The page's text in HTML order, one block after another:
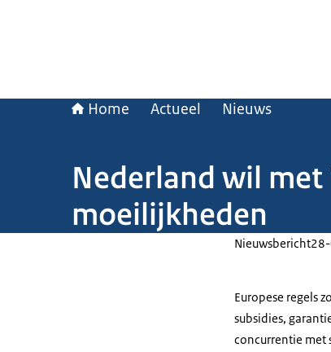
Home Actueel Nieuws
Nederland wil
moeilijkheden
Nieuwsbericht
Europese regels
subsidies,
concurrentie met